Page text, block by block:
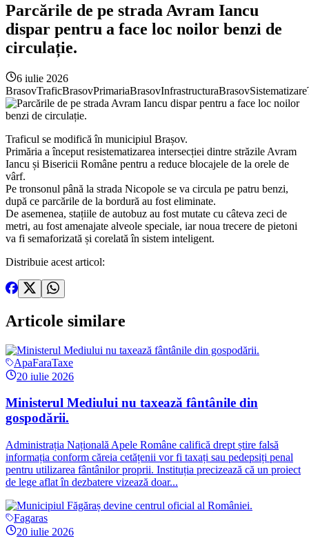
Parcările de pe strada Avram Iancu
dispar pentru a face loc noilor benzi de
circulație.
6 iulie 2026
BrasovTraficBrasovPrimariaBrasovInfrastructuraBrasov
Traficul se modifică în municipiul Brașov.
Primăria a început resistematizarea intersecției dintre străzile Avram
Iancu și Bisericii Române pentru a reduce blocajele de la orele de
vârf.
Pe tronsonul până la strada Nicopole se va circula pe patru benzi,
după ce parcările de la bordură au fost eliminate.
De asemenea, stațiile de autobuz au fost mutate cu câteva zeci de
metri, au fost amenajate alveole speciale, iar noua trecere de pietoni
va fi semaforizată și corelată în sistem inteligent.
Distribuie acest articol:
Articole similare
ApaFaraTaxe
20 iulie 2026
Ministerul Mediului nu taxează fântânile din
gospodării.
Administrația Națională Apele Române califică drept știre falsă
informația conform căreia cetățenii vor fi taxați sau pedepsiți penal
pentru utilizarea fântânilor proprii. Instituția precizează că un proiect
de lege aflat în dezbatere vizează doar...
Fagaras
20 iulie 2026